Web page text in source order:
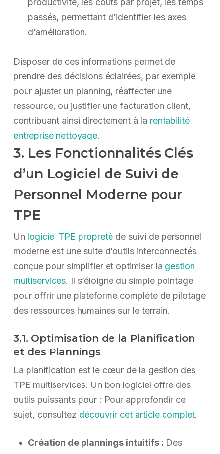
productivité, les coûts par projet, les temps
passés, permettant d’identifier les axes
d’amélioration.
Disposer de ces informations permet de
prendre des décisions éclairées, par exemple
pour ajuster un planning, réaffecter une
ressource, ou justifier une facturation client,
contribuant ainsi directement à la rentabilité
entreprise nettoyage.
3. Les Fonctionnalités Clés
d’un Logiciel de Suivi de
Personnel Moderne pour
TPE
Un logiciel TPE propretéde suivi de personnel
moderne est une suite d’outils interconnectés
conçue pour simplifier et optimiser la gestion
multiservices. Il s’éloigne du simple pointage
pour offrir une plateforme complète de pilotage
des ressources humaines sur le terrain.
3.1. Optimisation de la Planification
et des Plannings
La planification est le cœur de la gestion des
TPE multiservices. Un bon logiciel offre des
outils puissants pour : Pour approfondir ce
sujet, consultez découvrir cet article complet.
Création de plannings intuitifs : Des